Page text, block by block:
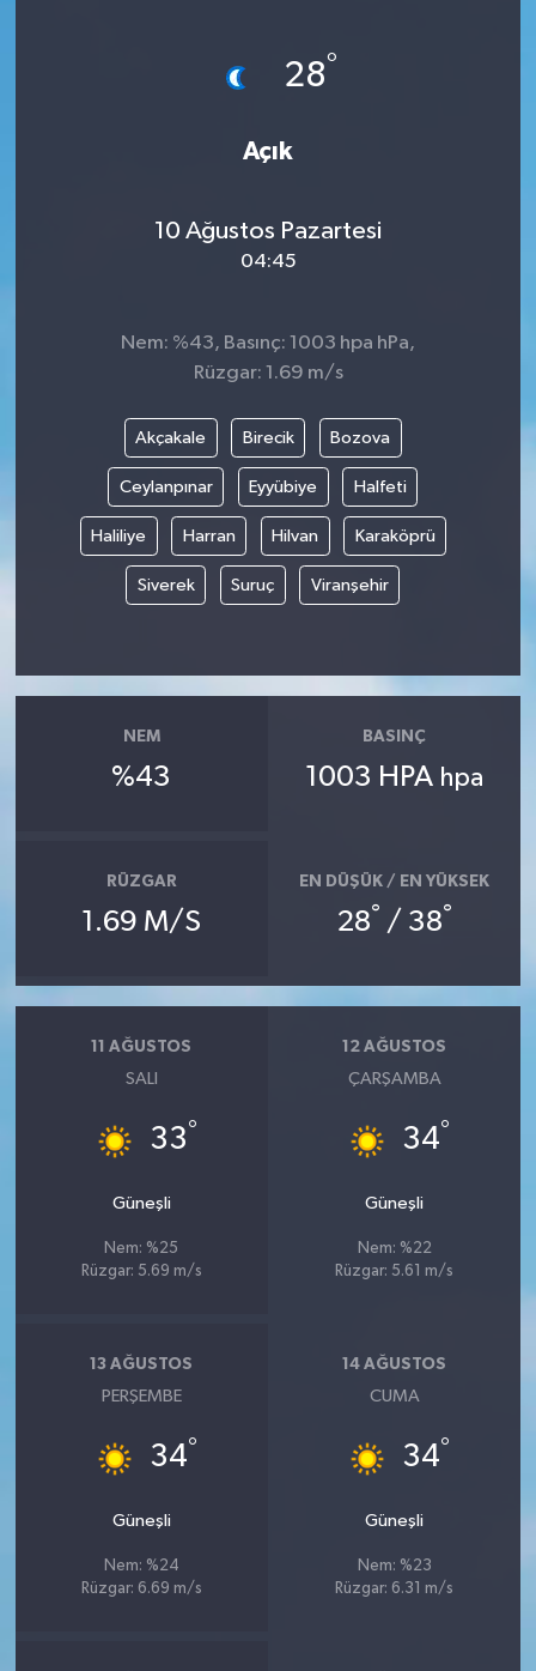
28°
Açık
10 Ağustos Pazartesi
04:45
Nem: %43, Basınç: 1003 hpa hPa,
Rüzgar: 1.69 m/s
Akçakale Birecik Bozova
Ceylanpınar Eyyübiye Halfeti
Haliliye Harran Hilvan Karaköprü
Siverek Suruç Viranşehir
NEM
%43
BASINÇ
1003 HPA hpa
RÜZGAR
1.69 M/S
EN DÜŞÜK / EN YÜKSEK
28° / 38°
11 AĞUSTOS
SALI
33°
Güneşli
Nem: %25
Rüzgar: 5.69 m/s
12 AĞUSTOS
ÇARŞAMBA
34°
Güneşli
Nem: %22
Rüzgar: 5.61 m/s
13 AĞUSTOS
PERŞEMBE
34°
Güneşli
Nem: %24
Rüzgar: 6.69 m/s
14 AĞUSTOS
CUMA
34°
Güneşli
Nem: %23
Rüzgar: 6.31 m/s